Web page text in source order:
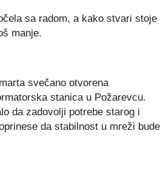
sa radom, a kako stvari stoje
manje.
svečano otvorena
stanica u Požarevcu.
da zadovolji potrebe starog i
da stabilnost u mreži bude